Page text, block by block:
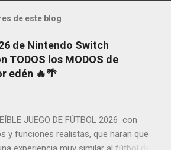
de este blog
de Nintendo Switch
TODOS los MODOS de
edén 🔥🌴
JUEGO DE FÚTBOL 2026 con
y funciones realistas, que haran que